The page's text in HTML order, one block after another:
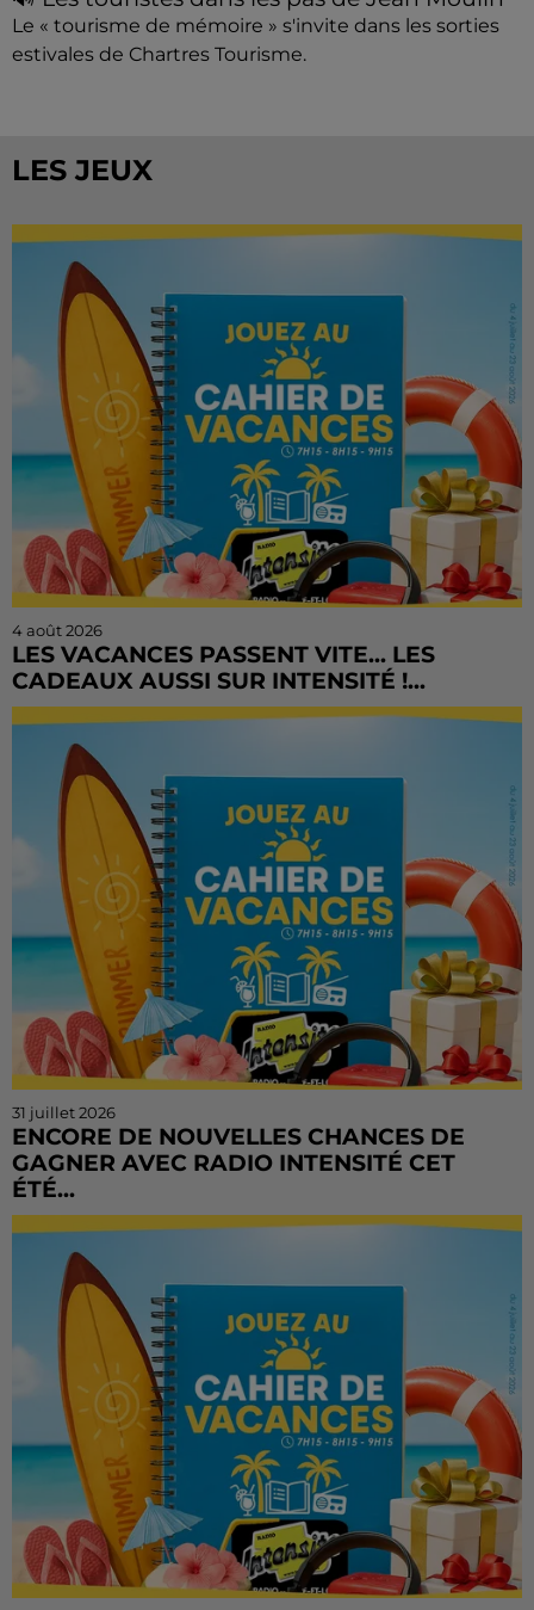
Le « tourisme de mémoire » s'invite dans les sorties
estivales de Chartres Tourisme.
LES JEUX
4 août 2026
LES VACANCES PASSENT VITE... LES
CADEAUX AUSSI SUR INTENSITÉ !...
L'été file à toute vitesse, mais il est encore temps de
sur Radio Intensité avec des centaines de...
31 juillet 2026
ENCORE DE NOUVELLES CHANCES DE
GAGNER AVEC RADIO INTENSITÉ CET
ÉTÉ...
Vous n'avez pas encore tenté votre chance ? Ou vous
Vacances continue sur Radio Intensité ! Chaque
matin, de...